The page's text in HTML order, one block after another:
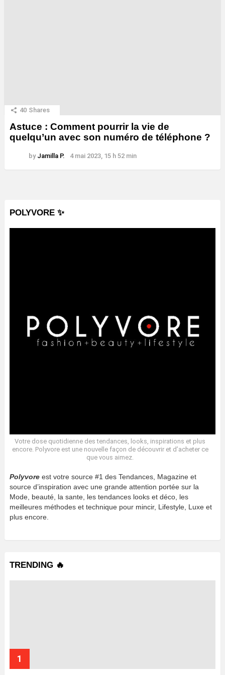
40 Shares
Astuce : Comment pourrir la vie de
quelqu’un avec son numéro de téléphone ?
by Jamilla P. 4 mai 2023, 15 h 52 min
POLYVORE ✨
Votre dose quotidienne des tendances, looks, inspirations et plus
encore. Polyvore est une nouvelle façon de découvrir et d’acheter ce
que vous aimez.
Polyvore est votre source #1 des Tendances, Magazine et
source d’inspiration avec une grande attention portée sur la
Mode, beauté, la sante, les tendances looks et déco, les
meilleures méthodes et technique pour mincir, Lifestyle, Luxe et
plus encore.
TRENDING 🔥